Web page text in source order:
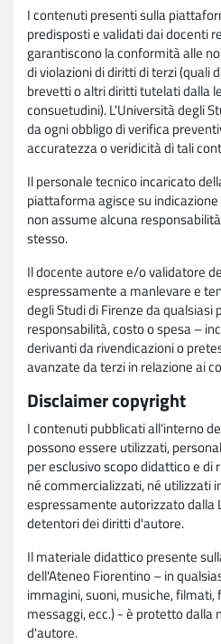
I contenuti presenti sulla
predisposti e validati dai docenti
garantiscono la conformità alle
di violazioni di diritti di terzi (quali
brevetti o altri diritti tutelati dalla
consuetudini). L'Università degli
da ogni obbligo di verifica
accuratezza o veridicità di tali
Il personale tecnico incaricato
piattaforma agisce su
non assume alcuna
stesso.
Il docente autore e/o validatore
espressamente a manlevare e
degli Studi di Firenze da qualsiasi
responsabilità, costo o spesa –
derivanti da rivendicazioni o
avanzate da terzi in relazione ai
Disclaimer copyright
I contenuti pubblicati all'interno
possono essere utilizzati,
per esclusivo scopo didattico e di
né commercializzati, né utilizzati
espressamente autorizzato dalla
detentori dei diritti d'autore.
Il materiale didattico presente
dell'Ateneo Fiorentino – in
immagini, suoni, musiche,
messaggi, ecc.) - è protetto
d'autore.